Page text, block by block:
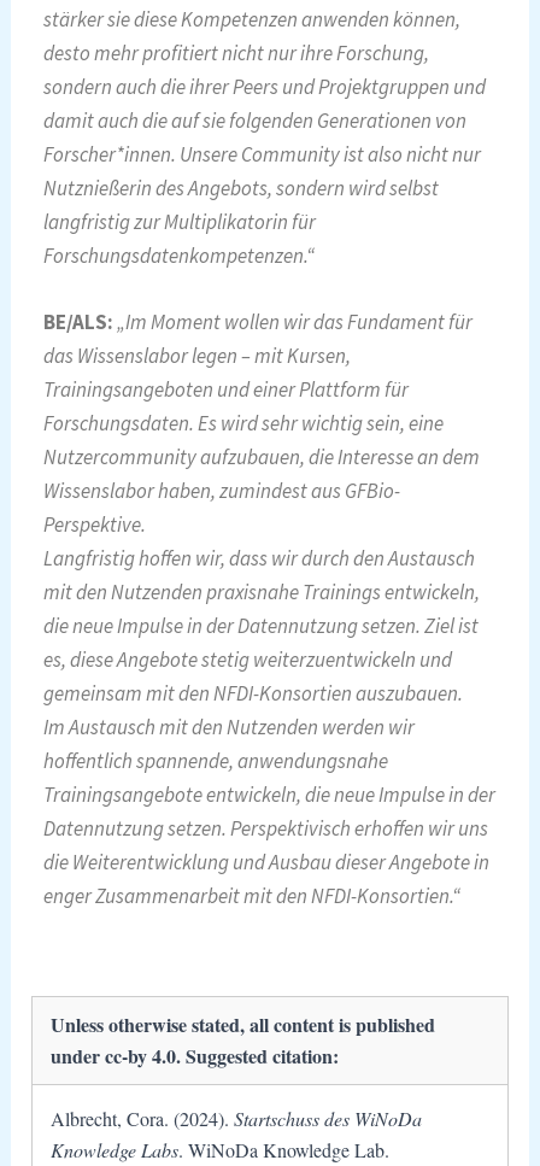
stärker sie diese Kompetenzen anwenden können,
desto mehr profitiert nicht nur ihre Forschung,
sondern auch die ihrer Peers und Projektgruppen und
damit auch die auf sie folgenden Generationen von
Forscher*innen. Unsere Community ist also nicht nur
Nutznießerin des Angebots, sondern wird selbst
langfristig zur Multiplikatorin für
Forschungsdatenkompetenzen.“
BE/ALS:„Im Moment wollen wir das Fundament für
das Wissenslabor legen – mit Kursen,
Trainingsangeboten und einer Plattform für
Forschungsdaten. Es wird sehr wichtig sein, eine
Nutzercommunity aufzubauen, die Interesse an dem
Wissenslabor haben, zumindest aus GFBio-
Perspektive.
Langfristig hoffen wir, dass wir durch den Austausch
mit den Nutzenden praxisnahe Trainings entwickeln,
die neue Impulse in der Datennutzung setzen. Ziel ist
es, diese Angebote stetig weiterzuentwickeln und
gemeinsam mit den NFDI-Konsortien auszubauen.
Im Austausch mit den Nutzenden werden wir
hoffentlich spannende, anwendungsnahe
Trainingsangebote entwickeln, die neue Impulse in der
Datennutzung setzen. Perspektivisch erhoffen wir uns
die Weiterentwicklung und Ausbau dieser Angebote in
enger Zusammenarbeit mit den NFDI-Konsortien.“
Unless otherwise stated, all content is published
under cc-by 4.0. Suggested citation:
Albrecht, Cora. (2024).Startschuss des WiNoDa
Knowledge Labs. WiNoDa Knowledge Lab.